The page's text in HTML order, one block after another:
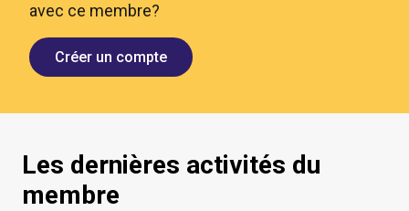
avec ce membre?
Créer un compte
Les dernières activités du
membre